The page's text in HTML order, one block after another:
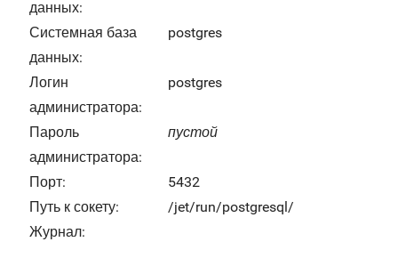
данных:
Системная база
данных:
postgres
Логин
администратора:
postgres
Пароль
администратора:
пустой
Порт:
5432
Путь к сокету:
/jet/run/postgresql/
Журнал: